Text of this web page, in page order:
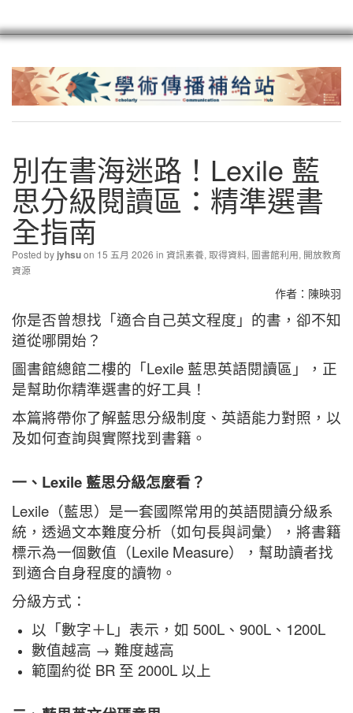
聯繫
別在書海迷路！Lexile 藍
思分級閱讀區：精準選書
全指南
Posted by jyhsuon 15 五月 2026 in 資訊素養, 取得資料, 圖書館利用, 開放教育
資源
作者：陳映羽
你是否曾想找「適合自己英文程度」的書，卻不知
道從哪開始？
圖書館總館二樓的「Lexile 藍思英語閱讀區」，正
是幫助你精準選書的好工具！
本篇將帶你了解藍思分級制度、英語能力對照，以
及如何查詢與實際找到書籍。
一、Lexile 藍思分級怎麼看？
Lexile（藍思）是一套國際常用的英語閱讀分級系
統，透過文本難度分析（如句長與詞彙），將書籍
標示為一個數值（Lexile Measure），幫助讀者找
到適合自身程度的讀物。
分級方式：
以「數字＋L」表示，如 500L、900L、1200L
數值越高 → 難度越高
範圍約從 BR 至 2000L 以上